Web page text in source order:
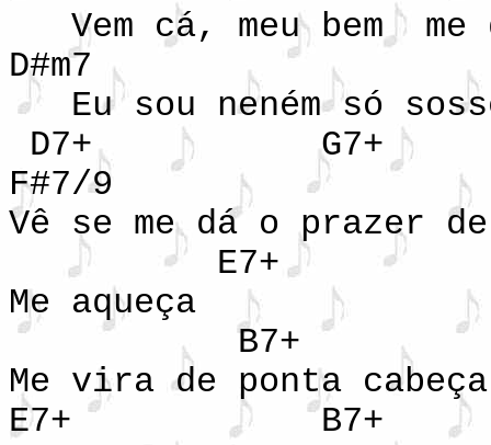
Vem cá, meu bem
D#m7
Eu sou neném só
D7+
F#7/9
Vê se me dá o prazer
E7+
Me aqueça
B7+
Me vira de ponta cabeça
E7+ B7+